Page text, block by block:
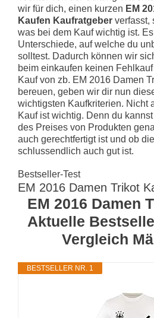
wir für dich, einen kurzen EM
Kaufen Kaufratgeber verfasst,
was bei dem Kauf wichtig ist.
Unterschiede, auf welche du
solltest. Dadurch können wir
beim einkaufen keinen
Kauf von zb. EM 2016 Damen
bereuen, geben wir dir nun
wichtigsten Kaufkriterien. Nicht
Kauf ist wichtig. Denn du
des Preises von Produkten
auch gerechtfertigt ist und ob
schlussendlich auch gut ist.
Bestseller-Test
EM 2016 Damen Trikot
EM 2016 Damen
Aktuelle
Vergleich
BESTSELLER NR. 1